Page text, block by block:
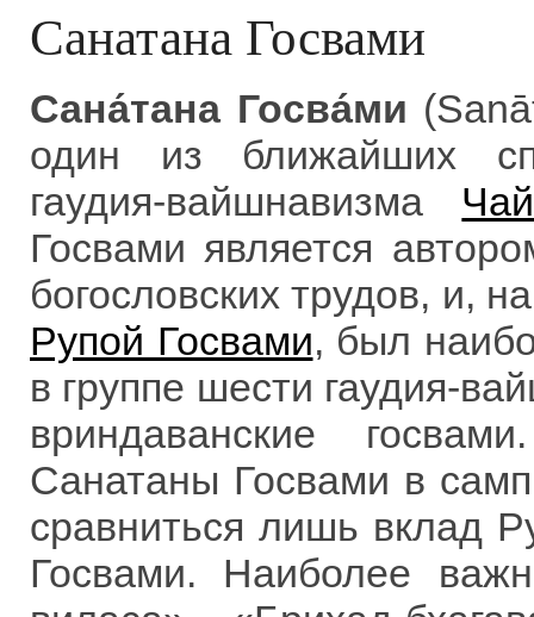
Санатана Госвами
Сана́тана Госва́ми
один из ближайших
гаудия-вайшнавизма
Госвами является
богословских трудов, и,
Рупой Госвами, был
в группе шести гаудия-
вриндаванские
Санатаны Госвами в
сравниться лишь вклад
Госвами. Наиболее